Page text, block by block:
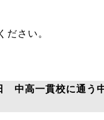
ださい。
中高一貫校に通う